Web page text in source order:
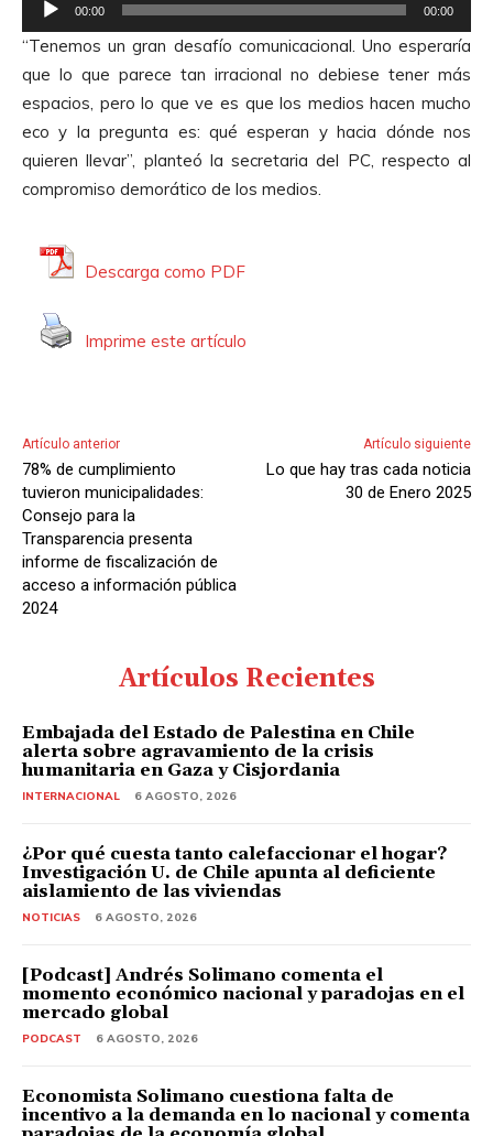
e
r
o
d
u
c
i
o
00:00 00:00
“Tenemos un gran desafío comunicacional. Uno esperaría
que lo que parece tan irracional no debiese tener más
espacios, pero lo que ve es que los medios hacen mucho
eco y la pregunta es: qué esperan y hacia dónde nos
quieren llevar”, planteó la secretaria del PC, respecto al
compromiso demorático de los medios.
Descarga como PDF
Imprime este artículo
Artículo anterior
78% de cumplimiento
tuvieron municipalidades:
Consejo para la
Transparencia presenta
informe de fiscalización de
acceso a información pública
2024
Artículo siguiente
Lo que hay tras cada noticia
30 de Enero 2025
Artículos Recientes
Embajada del Estado de Palestina en Chile
alerta sobre agravamiento de la crisis
humanitaria en Gaza y Cisjordania
INTERNACIONAL 6 AGOSTO, 2026
¿Por qué cuesta tanto calefaccionar el hogar?
Investigación U. de Chile apunta al deficiente
aislamiento de las viviendas
NOTICIAS 6 AGOSTO, 2026
[Podcast] Andrés Solimano comenta el
momento económico nacional y paradojas en el
mercado global
PODCAST 6 AGOSTO, 2026
Economista Solimano cuestiona falta de
incentivo a la demanda en lo nacional y comenta